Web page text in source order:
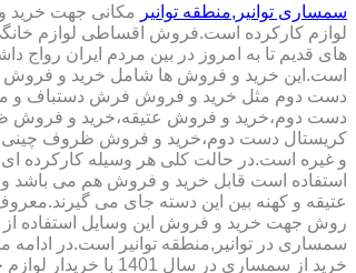
سمساری توانیر,منطقه توانیر مکانی جهت خرید
لوازم کارکرده است.فروش اقساطی لوازم
های قدیم تا به امروز در بین مردم ایران رواج
است.این خرید و فروش ها شامل خرید و فروش
دست دوم مثل خرید و فروش فرش دستباف و
دست دوم،خرید و فروش عتیقه،خرید و
کریستال دست دوم،خرید و فروش ظروف
و غیره است.در حالت کلی هر وسیله کارکرده ای
استفاده است قابل خرید و فروش هم می باشد
عتیقه و کهنه بین این دسته جای می
روش جهت خرید و فروش این وسایل استفاده
سمساری در توانیر,منطقه توانیر است.در ادامه
خرید از سمساری در سال 1401 با